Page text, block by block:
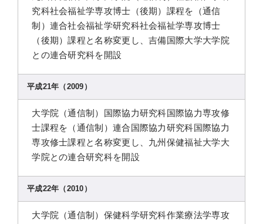
究科社会福祉学専攻博士（後期）課程を（通信
制）連合社会福祉学研究科社会福祉学専攻博士
（後期）課程と名称変更し、吉備国際大学大学院
との連合研究科を開設
平成21年（2009）
大学院（通信制）国際協力研究科国際協力専攻修
士課程を（通信制）連合国際協力研究科国際協力
専攻修士課程と名称変更し、九州保健福祉大学大
学院との連合研究科を開設
平成22年（2010）
大学院（通信制）保健科学研究科作業療法学専攻